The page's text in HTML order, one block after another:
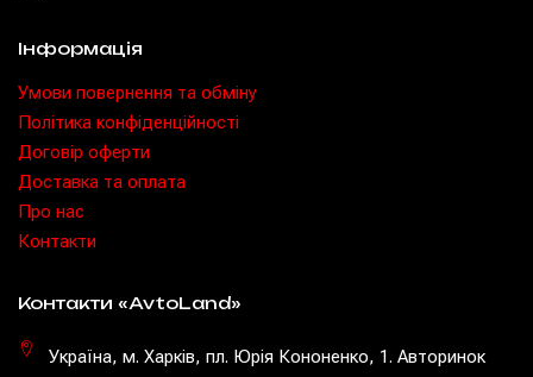
Інформація
Умови повернення та обміну
Політика конфіденційності
Договір оферти
Доставка та оплата
Про нас
Контакти
Контакти «AvtoLand»
Україна, м. Харків, пл. Юрія Кононенко, 1. Авторинок